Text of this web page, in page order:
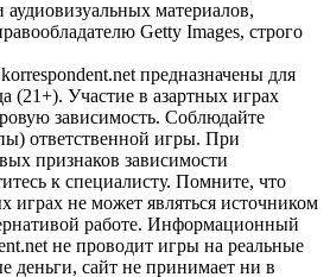
материалов,
Getty Images, строго
предназначены для
(21+). Участие в азартных играх
зависимость. Соблюдайте
ответственной игры. При
признаков зависимости
к специалисту. Помните, что
играх не может являться источником
работе. Информационный
не проводит игры на реальные
деньги, сайт не принимает ни в